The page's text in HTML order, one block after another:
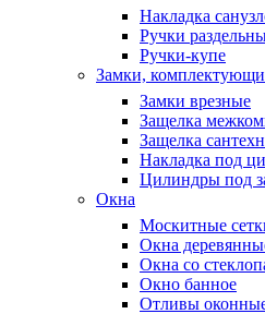
Накладка
Ручки
Ручки-купе
Замки,
Замки врезные
Защелка
Защелка
Накладка под
Цилиндры под
Окна
Москитные
Окна
Окна со
Окно банное
Отливы